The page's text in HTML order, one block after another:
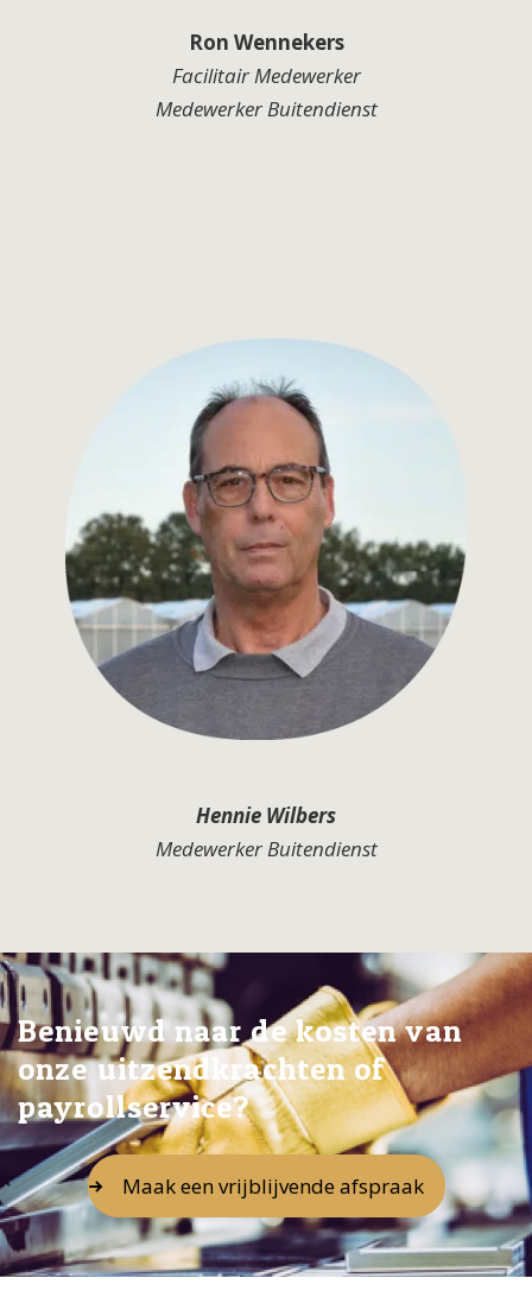
Ron Wennekers
Facilitair Medewerker
Medewerker Buitendienst
Hennie Wilbers
Medewerker Buitendienst
Benieuwd naar de kosten van
onze uitzendkrachten of
payrollservice?
Maak een vrijblijvende afspraak